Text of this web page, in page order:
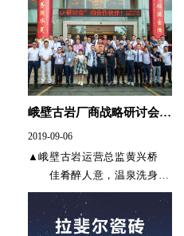
峨壁古岩厂商战略研讨会在
峨眉山启幕
2019-09-06
▲峨壁古岩运营总监黄兴桥
佳肴醉人意，温泉洗身
心；金陶迎贵客，峨壁论古